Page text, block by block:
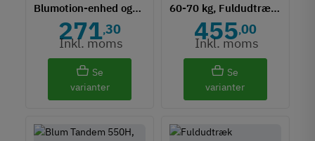
Blumotion-enhed og
medbringer
271,30
Inkl. moms
Se
varianter
60-70 kg, Fuldudtræk,
Blumotion
455,00
Inkl. moms
Se
varianter